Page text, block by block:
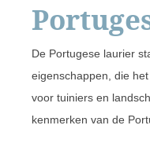
De Portugese laurier
eigenschappen, die
voor tuiniers en
kenmerken van de